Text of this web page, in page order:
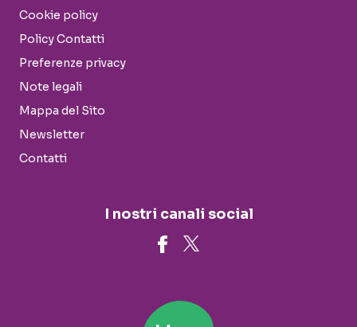
Cookie policy
Policy Contatti
Preferenze privacy
Note legali
Mappa del Sito
Newsletter
Contatti
I nostri canali social